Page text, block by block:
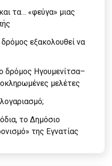
τα… «φεύγα» μιας
εξακολουθεί να
δρόμος Ηγουμενίτσα–
μελέτες
το Δημόσιο
της Εγνατίας